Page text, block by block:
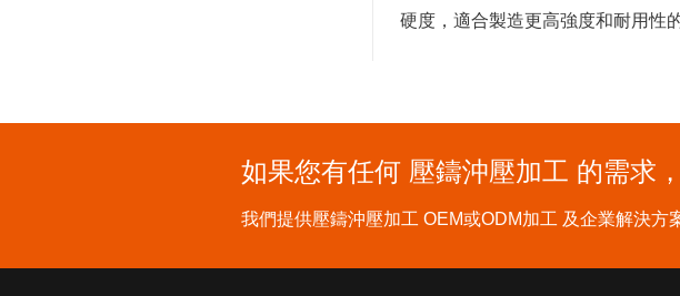
硬度，適合製造更高強度和耐用性
如果您有任何 壓鑄沖壓加工 的需求
我們提供壓鑄沖壓加工 OEM或ODM加工 及企業解決方